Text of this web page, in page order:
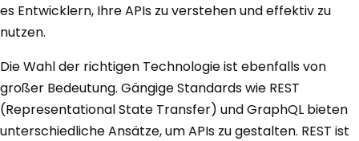
es Entwicklern, Ihre APIs zu verstehen und effektiv zu
nutzen.
Die Wahl der richtigen Technologie ist ebenfalls von
großer Bedeutung. Gängige Standards wie REST
(Representational State Transfer) und GraphQL bieten
unterschiedliche Ansätze, um APIs zu gestalten. REST ist